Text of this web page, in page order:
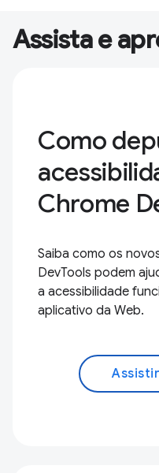
Assista e
Como
Chrome
Saiba como os
DevTools podem
a acessibilidade
aplicativo da Web.